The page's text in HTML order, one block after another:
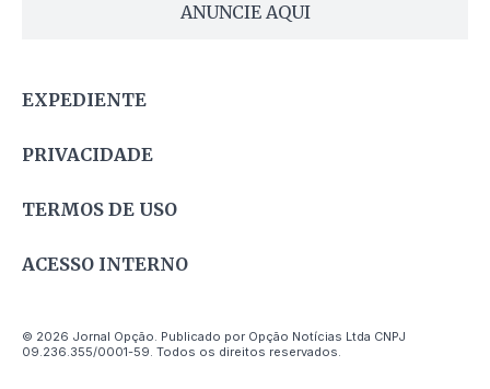
ANUNCIE AQUI
EXPEDIENTE
PRIVACIDADE
TERMOS DE USO
ACESSO INTERNO
© 2026 Jornal Opção. Publicado por Opção Notícias Ltda CNPJ
09.236.355/0001-59. Todos os direitos reservados.